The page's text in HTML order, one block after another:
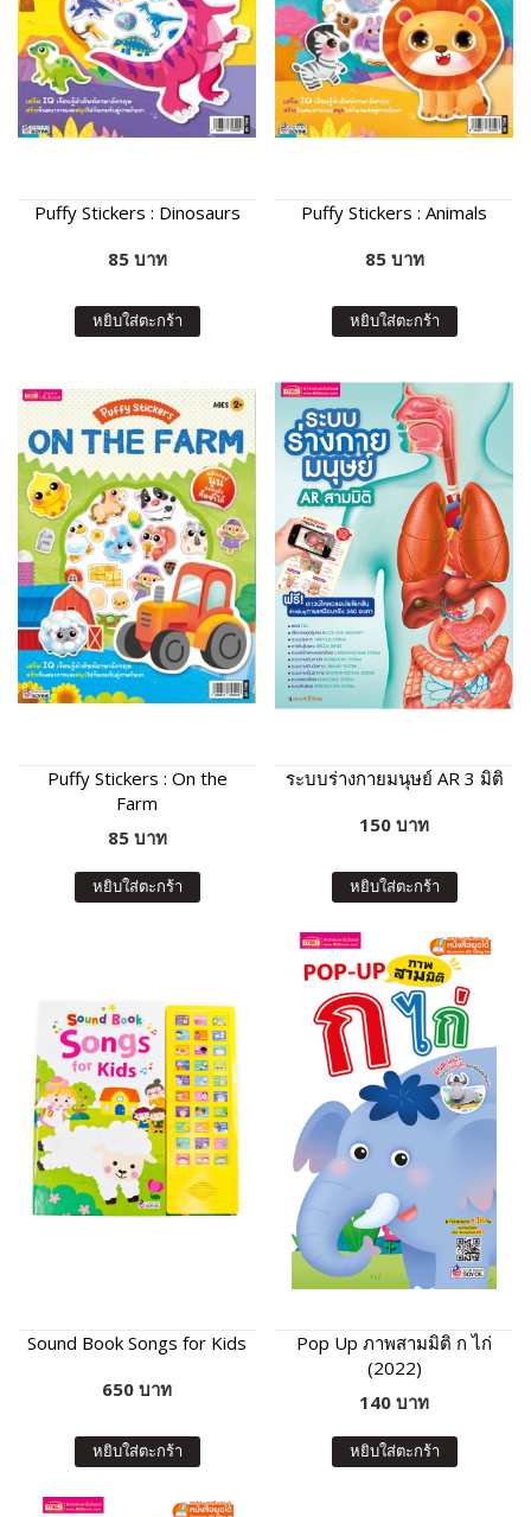
Puffy Stickers : Dinosaurs
85 บาท
หยิบใส่ตะกร้า
Puffy Stickers : Animals
85 บาท
หยิบใส่ตะกร้า
Puffy Stickers : On the
Farm
85 บาท
หยิบใส่ตะกร้า
ระบบร่างกายมนุษย์ AR 3 มิติ
150 บาท
หยิบใส่ตะกร้า
Sound Book Songs for Kids
650 บาท
หยิบใส่ตะกร้า
Pop Up ภาพสามมิติ ก ไก่
(2022)
140 บาท
หยิบใส่ตะกร้า